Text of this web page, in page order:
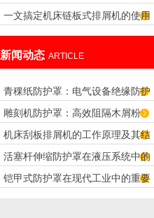
一文搞定机床链板式排屑机的使用
新闻动态 ARTICLE
青稞纸防护罩：电气设备绝缘防护
专用方案
雕刻机防护罩：高效阻隔木屑粉
尘，守护设备精度与安全
机床刮板排屑机的工作原理及其结
构分析
活塞杆伸缩防护罩在液压系统中的
应用
铠甲式防护罩在现代工业中的重要